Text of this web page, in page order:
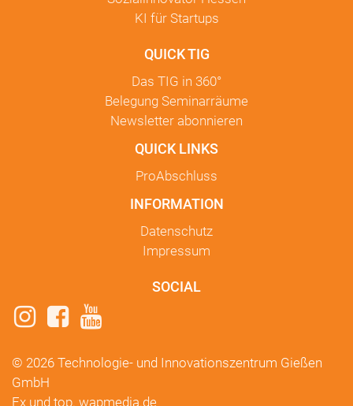
KI für Startups
QUICK TIG
Das TIG in 360°
Belegung Seminarräume
Newsletter abonnieren
QUICK LINKS
ProAbschluss
INFORMATION
Datenschutz
Impressum
SOCIAL
© 2026 Technologie- und Innovationszentrum Gießen
GmbH
Ex und top. wapmedia.de